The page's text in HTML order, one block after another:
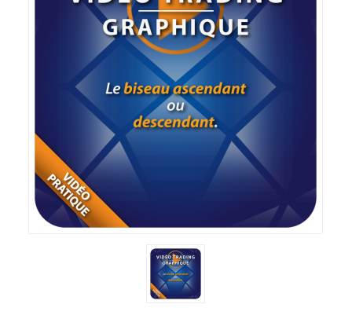
INFOS PRATIQUES
CONTACT
BLOG